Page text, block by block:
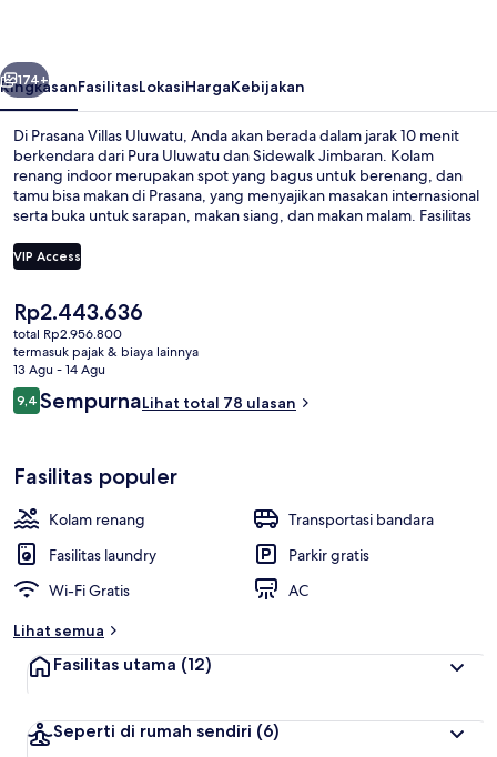
Berikutnya
174+
RingkasanFasilitasLokasiHargaKebijakan
Di Prasana Villas Uluwatu, Anda akan berada dalam jarak 10 menit
berkendara dari Pura Uluwatu dan Sidewalk Jimbaran. Kolam
renang indoor merupakan spot yang bagus untuk berenang, dan
tamu bisa makan di Prasana, yang menyajikan masakan internasional
serta buka untuk sarapan, makan siang, dan makan malam. Fasilitas
yang bisa Anda nikmati, dan vila menawarkan sentuhan mewah
seperti kolam renang pribadi dan bathtub berendam .
VIP Access
Harga
saat
ini
Rp2.443.636
Rp2.443.636
total Rp2.956.800
termasuk pajak & biaya lainnya
13 Agu - 14 Agu
Ulasan
9,49,4 dari 10
SempurnaLihat total 78 ulasan
Fasilitas populer
Kolam renang
Transportasi bandara
Fasilitas laundry
Parkir gratis
Wi-Fi Gratis
AC
Lihat semua
Fasilitas utama (12)
Seperti di rumah sendiri (6)